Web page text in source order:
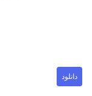
دانلود